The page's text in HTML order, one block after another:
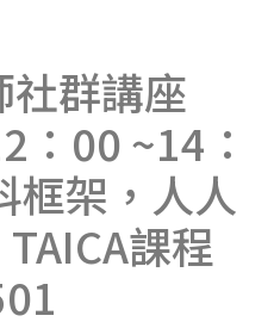
群講座
00 ~14：
框架，人人
課程